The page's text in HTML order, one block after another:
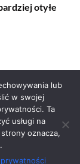
otyłe
.
lub
w swojej
Ta
usługi na
oznacza,